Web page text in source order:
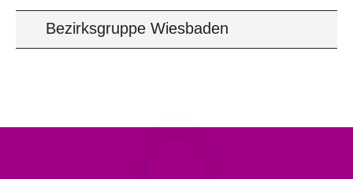
Bezirksgruppe Wiesbaden